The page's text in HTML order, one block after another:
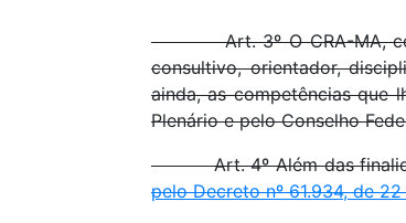
Art. 3º O CRA-MA, com
consultivo, orientador,
ainda, as competências que
Plenário e pelo Conselho
Art. 4º Além das
pelo Decreto nº 61.934, de